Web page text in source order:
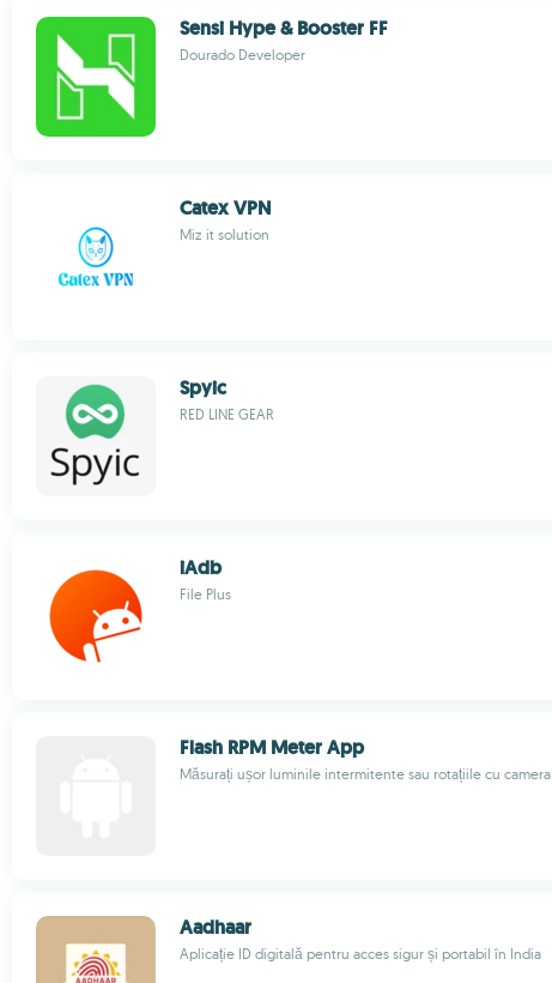
Sensi Hype & Booster FF
Dourado Developer
Catex VPN
Miz it solution
Spyic
RED LINE GEAR
iAdb
File Plus
Flash RPM Meter App
Măsurați ușor luminile intermitente sau rotațiile cu camera
Aadhaar
Aplicație ID digitală pentru acces sigur și portabil în India